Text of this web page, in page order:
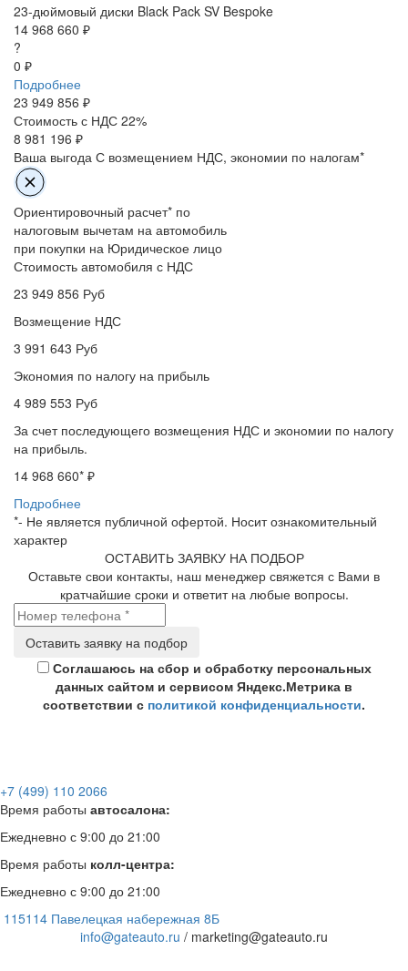
23-дюймовый диски Black Pack SV Bespoke
14 968 660 ₽
?
0 ₽
Подробнее
23 949 856 ₽
Стоимость с НДС 22%
8 981 196 ₽
Ваша выгода С возмещением НДС, экономии по налогам*
Ориентировочный расчет* по
налоговым вычетам на автомобиль
при покупки на Юридическое лицо
Стоимость автомобиля с НДС
23 949 856 Руб
Возмещение НДС
3 991 643 Руб
Экономия по налогу на прибыль
4 989 553 Руб
За счет последующего возмещения НДС и экономии по налогу
на прибыль.
14 968 660* ₽
Подробнее
*- Не является публичной офертой. Носит ознакомительный
характер
ОСТАВИТЬ ЗАЯВКУ НА ПОДБОР
Оставьте свои контакты, наш менеджер свяжется с Вами в
кратчайшие сроки и ответит на любые вопросы.
Соглашаюсь на сбор и обработку персональных
данных сайтом и сервисом Яндекс.Метрика в
соответствии с политикой конфиденциальности.
+7 (499) 110 2066
Время работы автосалона:
Ежедневно с 9:00 до 21:00
Время работы колл-центра:
Ежедневно с 9:00 до 21:00
115114 Павелецкая набережная 8Б
info@gateauto.ru / marketing@gateauto.ru